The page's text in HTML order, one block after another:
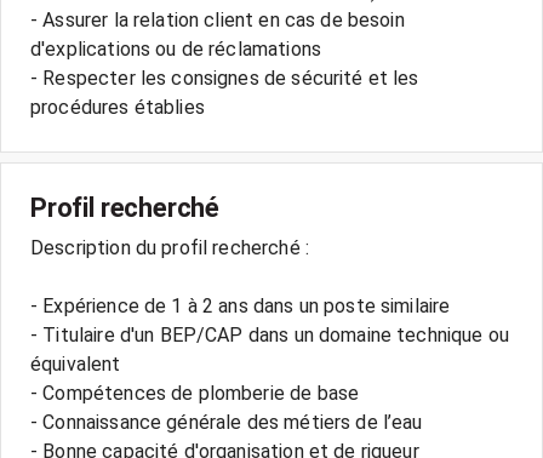
- Assurer la relation client en cas de besoin
d'explications ou de réclamations
- Respecter les consignes de sécurité et les
Profil recherché
Description du profil recherché :
- Expérience de 1 à 2 ans dans un poste similaire
- Titulaire d'un BEP/CAP dans un domaine technique ou
équivalent
- Compétences de plomberie de base
- Connaissance générale des métiers de l’eau
- Bonne capacité d'organisation et de rigueur